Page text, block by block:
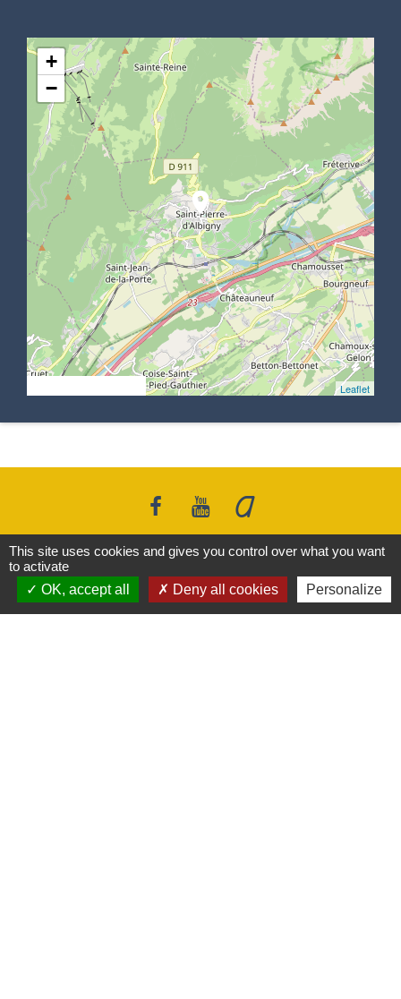
location_on
+
−
Leaflet
Contacts
This site uses cookies and gives you control over what you want
to activate
OK, accept all
Deny all cookies Personalize